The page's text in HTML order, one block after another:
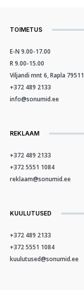
TOIMETUS
E-N 9.00-17.00
R 9.00-15.00
Viljandi mnt 6, Rapla 79511
+372 489 2133
info@sonumid.ee
REKLAAM
+372 489 2133
+372 5551 1084
reklaam@sonumid.ee
KUULUTUSED
+372 489 2133
+372 5551 1084
kuulutused@sonumid.ee